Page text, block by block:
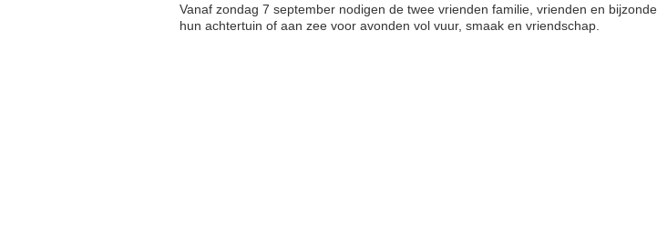
Vanaf zondag 7 september nodigen de twee vrienden familie, vrienden en
hun achtertuin of aan zee voor avonden vol vuur, smaak en vriendschap.